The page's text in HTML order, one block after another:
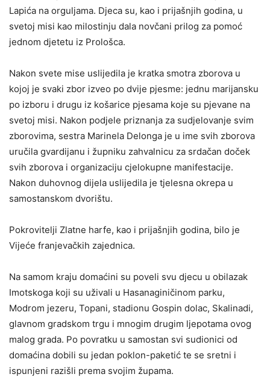
Lapića na orguljama. Djeca su, kao i prijašnjih godina, u
svetoj misi kao milostinju dala novčani prilog za pomoć
jednom djetetu iz Prološca.
Nakon svete mise uslijedila je kratka smotra zborova u
kojoj je svaki zbor izveo po dvije pjesme: jednu marijansku
po izboru i drugu iz košarice pjesama koje su pjevane na
svetoj misi. Nakon podjele priznanja za sudjelovanje svim
zborovima, sestra Marinela Delonga je u ime svih zborova
uručila gvardijanu i župniku zahvalnicu za srdačan doček
svih zborova i organizaciju cjelokupne manifestacije.
Nakon duhovnog dijela uslijedila je tjelesna okrepa u
samostanskom dvorištu.
Pokrovitelji Zlatne harfe, kao i prijašnjih godina, bilo je
Vijeće franjevačkih zajednica.
Na samom kraju domaćini su poveli svu djecu u obilazak
Imotskoga koji su uživali u Hasanaginičinom parku,
Modrom jezeru, Topani, stadionu Gospin dolac, Skalinadi,
glavnom gradskom trgu i mnogim drugim ljepotama ovog
malog grada. Po povratku u samostan svi sudionici od
domaćina dobili su jedan poklon-paketić te se sretni i
ispunjeni razišli prema svojim župama.